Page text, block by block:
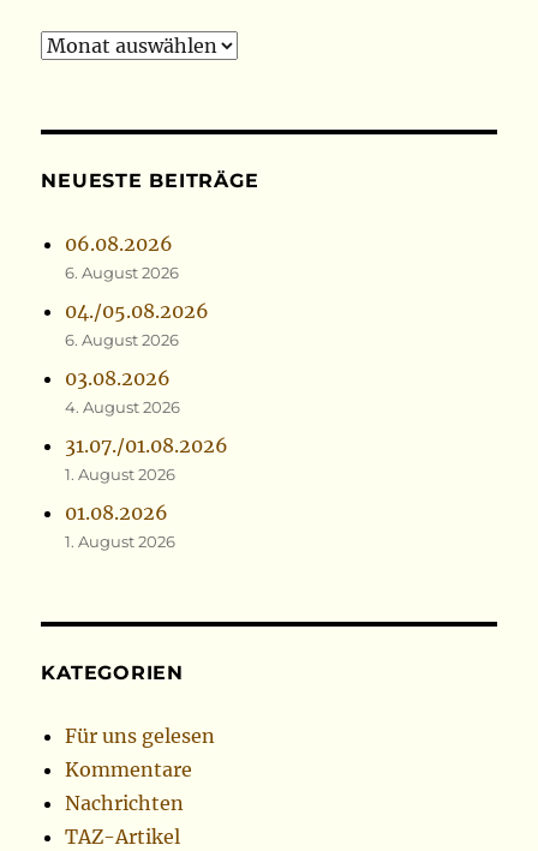
Archiv
NEUESTE BEITRÄGE
06.08.2026
6. August 2026
04./05.08.2026
6. August 2026
03.08.2026
4. August 2026
31.07./01.08.2026
1. August 2026
01.08.2026
1. August 2026
KATEGORIEN
Für uns gelesen
Kommentare
Nachrichten
TAZ-Artikel